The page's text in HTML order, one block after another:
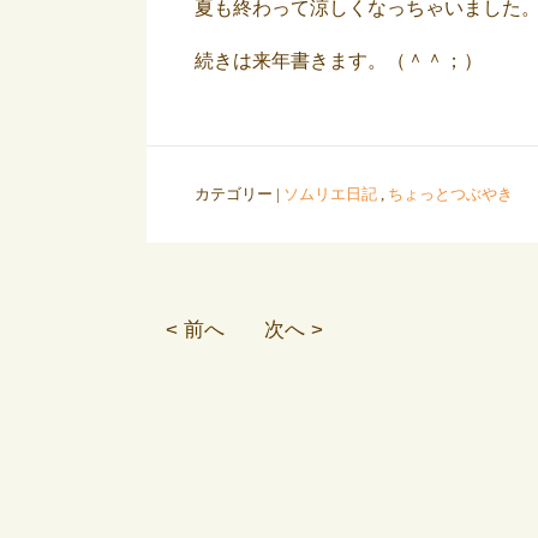
夏も終わって涼しくなっちゃいました。
続きは来年書きます。（＾＾；）
カテゴリー | ソムリエ日記 , ちょっとつぶやき
< 前へ 次へ >